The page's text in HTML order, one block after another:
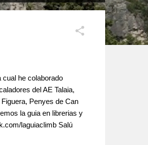
cual he colaborado
del AE Talaia,
Penyes de Can
la guia en librerias y
laguiaclimb Salú